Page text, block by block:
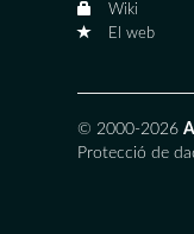
Wiki
El web
© 2000-2026
Protecció de